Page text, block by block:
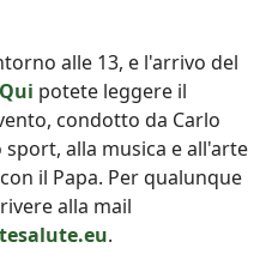
alle 13, e l'arrivo del
Qui potete leggere il
condotto da Carlo
alla musica e all'arte
il Papa. Per qualunque
alla mail
.